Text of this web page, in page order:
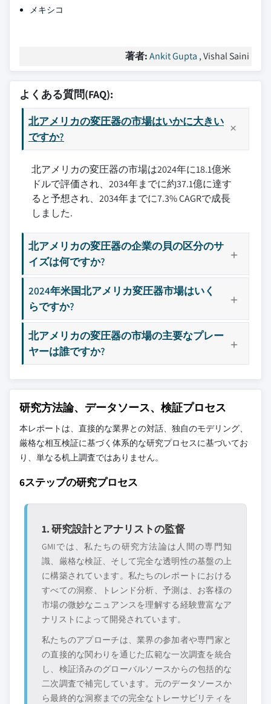
メキシコ
著者:Ankit Gupta , Vishal Saini
よくある質問(FAQ):
北アメリカの変圧器の市場はいかに大きい
ですか?
北アメリカの変圧器の市場は2024年に18.1億米
ドルで評価され、2034年までに約37.1億に達す
ると予想され、2034年までに7.3% CAGRで成長
しました.
北アメリカの変圧器の企業の貝の区分のサ
イズは何ですか?
2024年米国北アメリカ変圧器市場はいく
らですか?
北アメリカの変圧器の市場の主要なプレー
ヤーは誰ですか?
研究方法論、データソース、検証プロセス
本レポートは、直接的な業界との対話、独自のモデリング、
厳格な相互検証に基づく体系的な研究プロセスに基づいてお
り、単なる机上調査ではありません。
6ステップの研究プロセス
1. 研究設計とアナリストの監督
GMIでは、私たちの研究方法論は人間の専門知
識、厳格な検証、そして完全な透明性の基盤の上
に構築されています。私たちのレポートにおける
すべての洞察、トレンド分析、予測は、お客様の
市場の微妙なニュアンスを理解する経験豊富なア
ナリストによって開発されています。
私たちのアプローチは、業界の参加者や専門家と
の直接的な関わりを通じた広範な一次調査を統合
し、検証済みのグローバルソースからの包括的な
二次調査で補完しています。元のデータソースか
ら最終的な洞察までの完全なトレーサビリティを